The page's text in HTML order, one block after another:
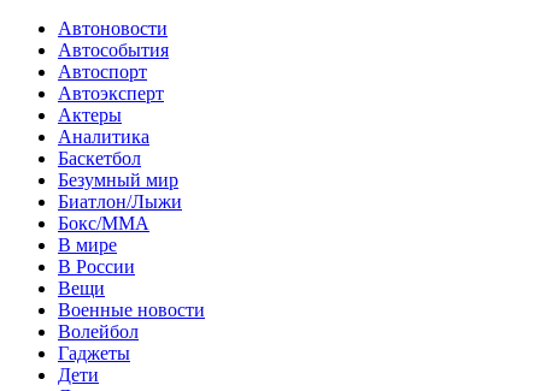
Автоновости
Автособытия
Автоспорт
Автоэксперт
Актеры
Аналитика
Баскетбол
Безумный мир
Биатлон/Лыжи
Бокс/MMA
В мире
В России
Вещи
Военные новости
Волейбол
Гаджеты
Дети